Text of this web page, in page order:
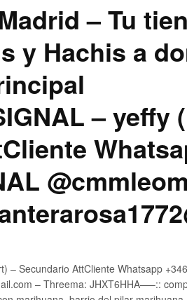
– Tu
y Hachis a
– yeffy
– Secundario AttCliente Whatsapp
– Threema: JHXT6HHA—–::